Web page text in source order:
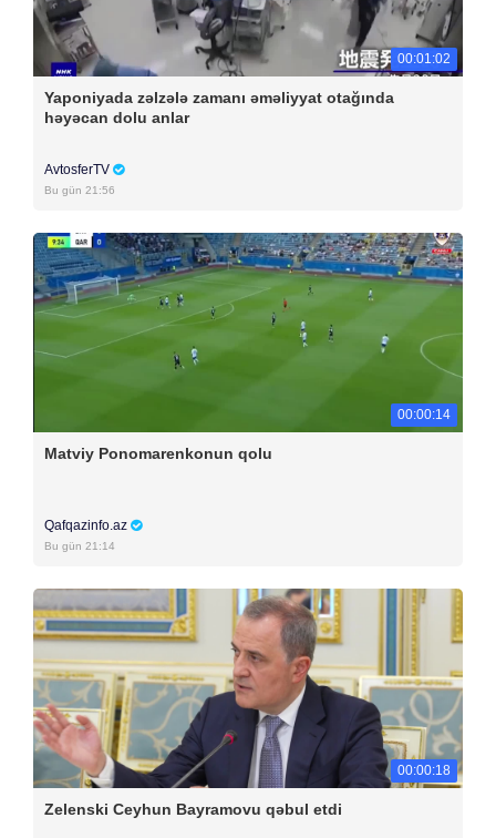
00:01:02
Yaponiyada zəlzələ zamanı əməliyyat otağında
həyəcan dolu anlar
AvtosferTV
Bu gün 21:56
00:00:14
Matviy Ponomarenkonun qolu
Qafqazinfo.az
Bu gün 21:14
00:00:18
Zelenski Ceyhun Bayramovu qəbul etdi